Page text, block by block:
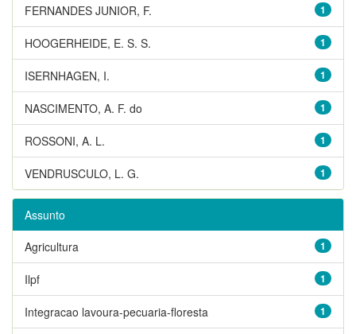
1
FERNANDES JUNIOR, F.
1
HOOGERHEIDE, E. S. S.
1
ISERNHAGEN, I.
1
NASCIMENTO, A. F. do
1
ROSSONI, A. L.
1
VENDRUSCULO, L. G.
Assunto
1
Agricultura
1
Ilpf
1
Integracao lavoura-pecuaria-floresta